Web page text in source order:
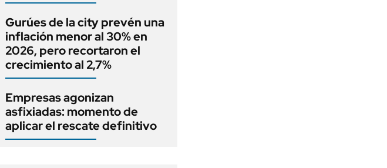
Gurúes de la city prevén una
inflación menor al 30% en
2026, pero recortaron el
crecimiento al 2,7%
Empresas agonizan
asfixiadas: momento de
aplicar el rescate definitivo